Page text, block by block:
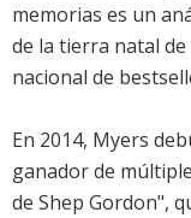
memorias es un
de la tierra natal de
nacional de
En 2014, Myers
ganador de
de Shep Gordon",